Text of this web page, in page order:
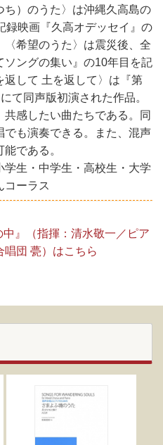
）のうた〉は沖縄久高島の
録映画『久高オデッセイ』の
希望のうた〉は震災後、全
ソングの集い』の10年目を記
して 土を返して〉は『第
て同声版初演された作品。
感したい曲たちである。同
も演奏できる。また、混声
である。
生・中学生・高校生・大学
コーラス
』（指揮：清水敬一／ピア
唱団 甍）はこちら